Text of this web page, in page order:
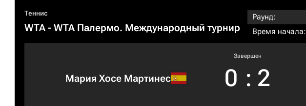
Теннис
WTA- WTA Палермо. Международный турнир
Раунд:
Время начала:
Мария Хосе Мартинес
Завершен
0 : 2